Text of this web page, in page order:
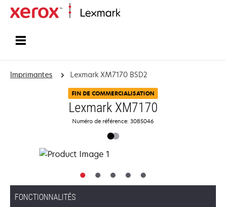
Imprimantes Lexmark XM7170 BSD2
FIN DE COMMERCIALISATION
Lexmark XM7170
Numéro de référence: 3085046
FONCTIONNALITÉS